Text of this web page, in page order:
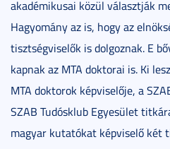
akadémikusai közül választják
Hagyomány az is, hogy az
tisztségviselők is dolgoznak. E
kapnak az MTA doktorai is. Ki
MTA doktorok képviselője, a
SZAB Tudósklub Egyesület
magyar kutatókat képviselő két